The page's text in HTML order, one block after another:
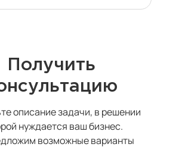
Получить
описание задачи, в решении
нуждается ваш бизнес.
возможные варианты